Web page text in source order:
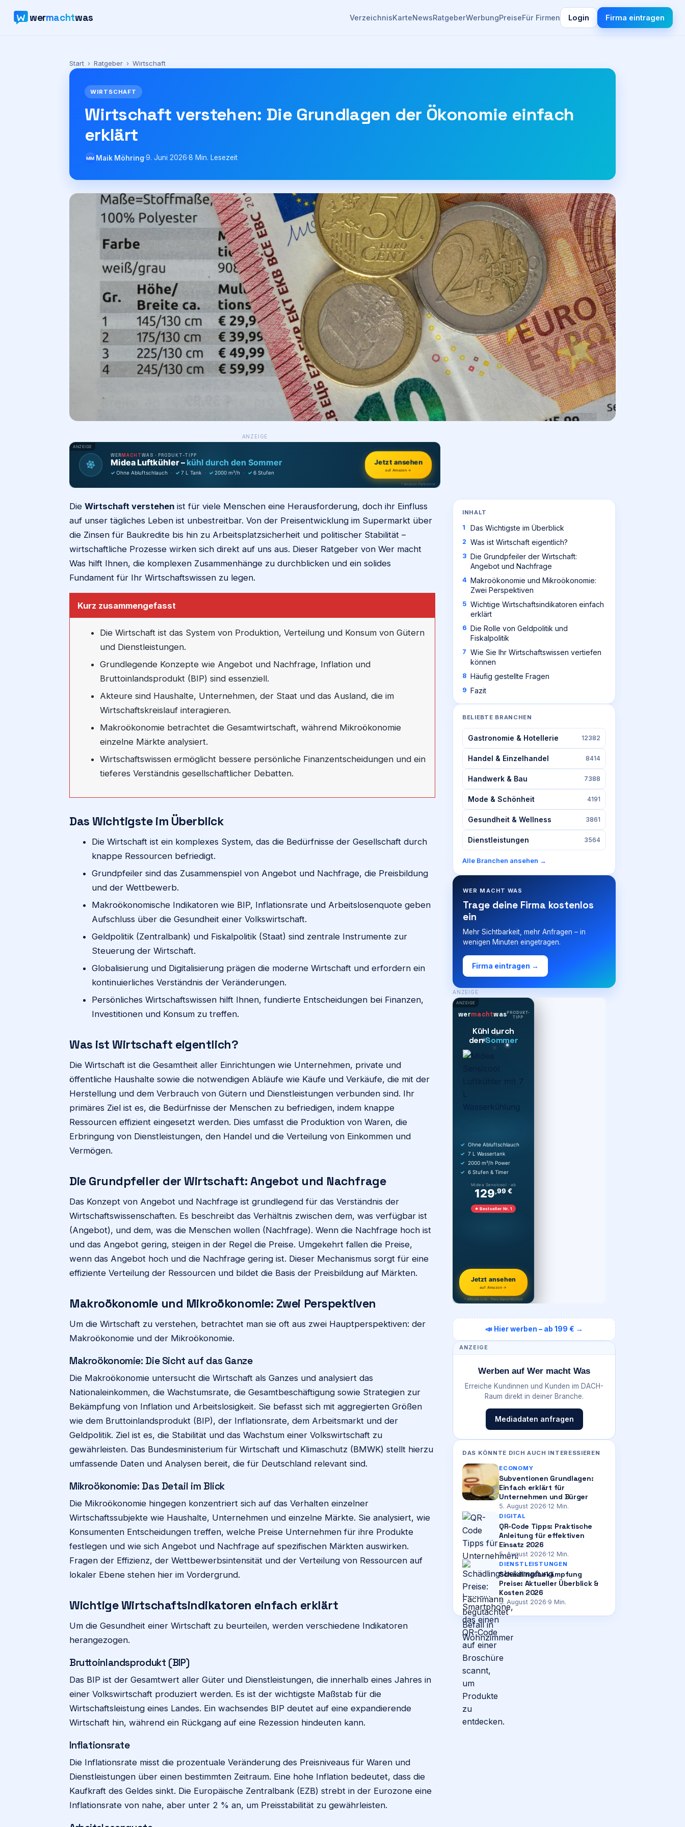
wermachtwas VerzeichnisKarteNewsRatgeberWerbungPreiseFür Firmen Login Firma eintragen
Start › Ratgeber › Wirtschaft
WIRTSCHAFT
Wirtschaft verstehen: Die Grundlagen der Ökonomie einfach
erklärt
MM Maik Möhring·9. Juni 2026·8 Min. Lesezeit
ANZEIGE
ANZEIGE
❄
WERMACHTWAS · PRODUKT-TIPP
Midea Luftkühler – kühl durch den Sommer
✓ Ohne Abluftschlauch · ✓ 7 L Tank · ✓ 2000 m³/h · ✓ 6 Stufen
Jetzt ansehen
auf Amazon →
* Amazon-Partnerlink
Die Wirtschaft verstehen ist für viele Menschen eine Herausforderung, doch ihr Einfluss
auf unser tägliches Leben ist unbestreitbar. Von der Preisentwicklung im Supermarkt über
die Zinsen für Baukredite bis hin zu Arbeitsplatzsicherheit und politischer Stabilität –
wirtschaftliche Prozesse wirken sich direkt auf uns aus. Dieser Ratgeber von Wer macht
Was hilft Ihnen, die komplexen Zusammenhänge zu durchblicken und ein solides
Fundament für Ihr Wirtschaftswissen zu legen.
Kurz zusammengefasst
Die Wirtschaft ist das System von Produktion, Verteilung und Konsum von Gütern
und Dienstleistungen.
Grundlegende Konzepte wie Angebot und Nachfrage, Inflation und
Bruttoinlandsprodukt (BIP) sind essenziell.
Akteure sind Haushalte, Unternehmen, der Staat und das Ausland, die im
Wirtschaftskreislauf interagieren.
Makroökonomie betrachtet die Gesamtwirtschaft, während Mikroökonomie
einzelne Märkte analysiert.
Wirtschaftswissen ermöglicht bessere persönliche Finanzentscheidungen und ein
tieferes Verständnis gesellschaftlicher Debatten.
Das Wichtigste im Überblick
Die Wirtschaft ist ein komplexes System, das die Bedürfnisse der Gesellschaft durch
knappe Ressourcen befriedigt.
Grundpfeiler sind das Zusammenspiel von Angebot und Nachfrage, die Preisbildung
und der Wettbewerb.
Makroökonomische Indikatoren wie BIP, Inflationsrate und Arbeitslosenquote geben
Aufschluss über die Gesundheit einer Volkswirtschaft.
Geldpolitik (Zentralbank) und Fiskalpolitik (Staat) sind zentrale Instrumente zur
Steuerung der Wirtschaft.
Globalisierung und Digitalisierung prägen die moderne Wirtschaft und erfordern ein
kontinuierliches Verständnis der Veränderungen.
Persönliches Wirtschaftswissen hilft Ihnen, fundierte Entscheidungen bei Finanzen,
Investitionen und Konsum zu treffen.
Was ist Wirtschaft eigentlich?
Die Wirtschaft ist die Gesamtheit aller Einrichtungen wie Unternehmen, private und
öffentliche Haushalte sowie die notwendigen Abläufe wie Käufe und Verkäufe, die mit der
Herstellung und dem Verbrauch von Gütern und Dienstleistungen verbunden sind. Ihr
primäres Ziel ist es, die Bedürfnisse der Menschen zu befriedigen, indem knappe
Ressourcen effizient eingesetzt werden. Dies umfasst die Produktion von Waren, die
Erbringung von Dienstleistungen, den Handel und die Verteilung von Einkommen und
Vermögen.
Die Grundpfeiler der Wirtschaft: Angebot und Nachfrage
Das Konzept von Angebot und Nachfrage ist grundlegend für das Verständnis der
Wirtschaftswissenschaften. Es beschreibt das Verhältnis zwischen dem, was verfügbar ist
(Angebot), und dem, was die Menschen wollen (Nachfrage). Wenn die Nachfrage hoch ist
und das Angebot gering, steigen in der Regel die Preise. Umgekehrt fallen die Preise,
wenn das Angebot hoch und die Nachfrage gering ist. Dieser Mechanismus sorgt für eine
effiziente Verteilung der Ressourcen und bildet die Basis der Preisbildung auf Märkten.
Makroökonomie und Mikroökonomie: Zwei Perspektiven
Um die Wirtschaft zu verstehen, betrachtet man sie oft aus zwei Hauptperspektiven: der
Makroökonomie und der Mikroökonomie.
Makroökonomie: Die Sicht auf das Ganze
Die Makroökonomie untersucht die Wirtschaft als Ganzes und analysiert das
Nationaleinkommen, die Wachstumsrate, die Gesamtbeschäftigung sowie Strategien zur
Bekämpfung von Inflation und Arbeitslosigkeit. Sie befasst sich mit aggregierten Größen
wie dem Bruttoinlandsprodukt (BIP), der Inflationsrate, dem Arbeitsmarkt und der
Geldpolitik. Ziel ist es, die Stabilität und das Wachstum einer Volkswirtschaft zu
gewährleisten. Das Bundesministerium für Wirtschaft und Klimaschutz (BMWK) stellt hierzu
umfassende Daten und Analysen bereit, die für Deutschland relevant sind.
Mikroökonomie: Das Detail im Blick
Die Mikroökonomie hingegen konzentriert sich auf das Verhalten einzelner
Wirtschaftssubjekte wie Haushalte, Unternehmen und einzelne Märkte. Sie analysiert, wie
Konsumenten Entscheidungen treffen, welche Preise Unternehmen für ihre Produkte
festlegen und wie sich Angebot und Nachfrage auf spezifischen Märkten auswirken.
Fragen der Effizienz, der Wettbewerbsintensität und der Verteilung von Ressourcen auf
lokaler Ebene stehen hier im Vordergrund.
Wichtige Wirtschaftsindikatoren einfach erklärt
Um die Gesundheit einer Wirtschaft zu beurteilen, werden verschiedene Indikatoren
herangezogen.
Bruttoinlandsprodukt (BIP)
Das BIP ist der Gesamtwert aller Güter und Dienstleistungen, die innerhalb eines Jahres in
einer Volkswirtschaft produziert werden. Es ist der wichtigste Maßstab für die
Wirtschaftsleistung eines Landes. Ein wachsendes BIP deutet auf eine expandierende
Wirtschaft hin, während ein Rückgang auf eine Rezession hindeuten kann.
Inflationsrate
Die Inflationsrate misst die prozentuale Veränderung des Preisniveaus für Waren und
Dienstleistungen über einen bestimmten Zeitraum. Eine hohe Inflation bedeutet, dass die
Kaufkraft des Geldes sinkt. Die Europäische Zentralbank (EZB) strebt in der Eurozone eine
Inflationsrate von nahe, aber unter 2 % an, um Preisstabilität zu gewährleisten.
INHALT
Das Wichtigste im Überblick
Was ist Wirtschaft eigentlich?
Die Grundpfeiler der Wirtschaft:
Angebot und Nachfrage
Makroökonomie und Mikroökonomie:
Zwei Perspektiven
Wichtige Wirtschaftsindikatoren einfach
erklärt
Die Rolle von Geldpolitik und
Fiskalpolitik
Wie Sie Ihr Wirtschaftswissen vertiefen
können
Häufig gestellte Fragen
Fazit
BELIEBTE BRANCHEN
Gastronomie & Hotellerie 12382
Handel & Einzelhandel 8414
Handwerk & Bau 7388
Mode & Schönheit 4191
Gesundheit & Wellness 3861
Dienstleistungen 3564
Alle Branchen ansehen →
WER MACHT WAS
Trage deine Firma kostenlos
ein
Mehr Sichtbarkeit, mehr Anfragen – in
wenigen Minuten eingetragen.
Firma eintragen →
ANZEIGE
ANZEIGE
wermachtwasPRODUKT-
TIPP
Kühl durch
denSommer
Ohne Abluftschlauch
7 L Wassertank
2000 m³/h Power
6 Stufen & Timer
Midea Sensicool · ab
129,99 €
★ Bestseller Nr. 1
Jetzt ansehen
auf Amazon →
* Affiliate-Link · Preis Stand 06/2026
📣 Hier werben – ab 199 € →
ANZEIGE
Werben auf Wer macht Was
Erreiche Kundinnen und Kunden im DACH-
Raum direkt in deiner Branche.
Mediadaten anfragen
DAS KÖNNTE DICH AUCH INTERESSIEREN
ECONOMY
Subventionen Grundlagen:
Einfach erklärt für
Unternehmen und Bürger
5. August 2026·12 Min.
DIGITAL
QR-Code Tipps: Praktische
Anleitung für effektiven
Einsatz 2026
5. August 2026·12 Min.
DIENSTLEISTUNGEN
Schädlingsbekämpfung
Preise: Aktueller Überblick &
Kosten 2026
5. August 2026·9 Min.